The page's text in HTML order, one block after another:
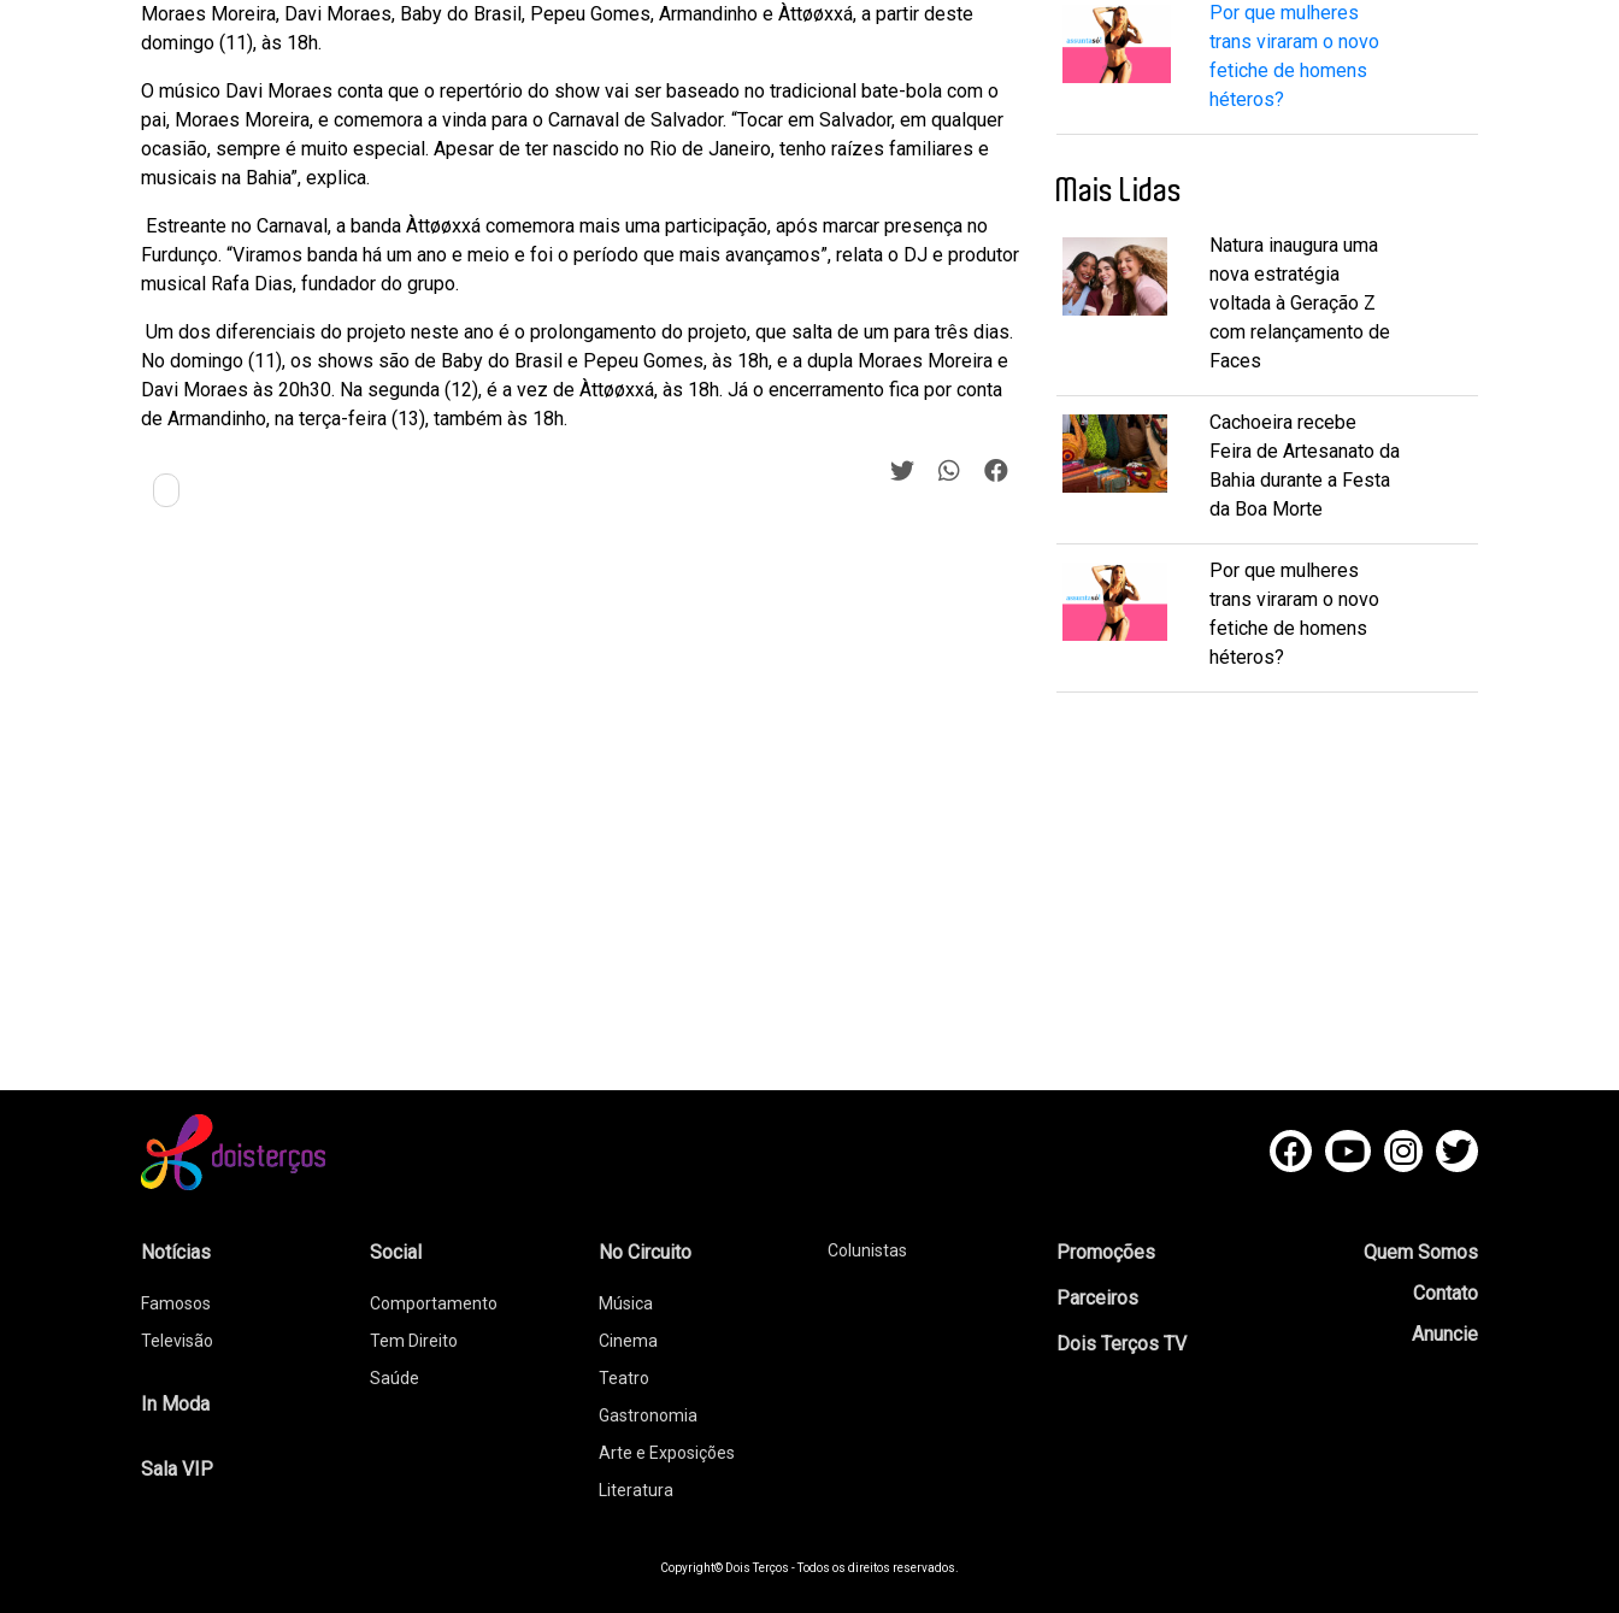
Moraes Moreira, Davi Moraes, Baby do Brasil, Pepeu Gomes, Armandinho e Àttøøxxá, a partir deste
domingo (11), às 18h.
O músico Davi Moraes conta que o repertório do show vai ser baseado no tradicional bate-bola com o
pai, Moraes Moreira, e comemora a vinda para o Carnaval de Salvador. “Tocar em Salvador, em qualquer
ocasião, sempre é muito especial. Apesar de ter nascido no Rio de Janeiro, tenho raízes familiares e
musicais na Bahia”, explica.
Estreante no Carnaval, a banda Àttøøxxá comemora mais uma participação, após marcar presença no
Furdunço. “Viramos banda há um ano e meio e foi o período que mais avançamos”, relata o DJ e produtor
musical Rafa Dias, fundador do grupo.
Um dos diferenciais do projeto neste ano é o prolongamento do projeto, que salta de um para três dias.
No domingo (11), os shows são de Baby do Brasil e Pepeu Gomes, às 18h, e a dupla Moraes Moreira e
Davi Moraes às 20h30. Na segunda (12), é a vez de Àttøøxxá, às 18h. Já o encerramento fica por conta
de Armandinho, na terça-feira (13), também às 18h.
Por que mulheres
trans viraram o novo
fetiche de homens
héteros?
Mais Lidas
Natura inaugura uma
nova estratégia
voltada à Geração Z
com relançamento de
Faces
Cachoeira recebe
Feira de Artesanato da
Bahia durante a Festa
da Boa Morte
Por que mulheres
trans viraram o novo
fetiche de homens
héteros?
Notícias
Famosos
Televisão
In Moda
Sala VIP
Social
Comportamento
Tem Direito
Saúde
No Circuito
Música
Cinema
Teatro
Gastronomia
Arte e Exposições
Literatura
Colunistas
Promoções
Parceiros
Dois Terços TV
Quem Somos
Contato
Anuncie
Copyright© Dois Terços - Todos os direitos reservados.